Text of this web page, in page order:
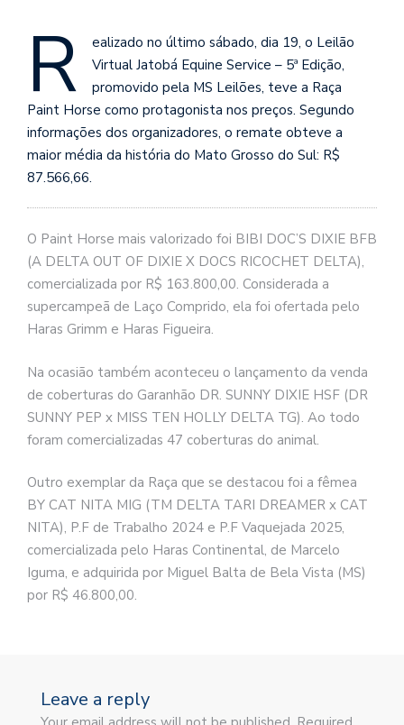
R
ealizado no último sábado, dia 19, o Leilão
Virtual Jatobá Equine Service – 5ª Edição,
promovido pela MS Leilões, teve a Raça
Paint Horse como protagonista nos preços. Segundo
informações dos organizadores, o remate obteve a
maior média da história do Mato Grosso do Sul: R$
87.566,66.
O Paint Horse mais valorizado foi BIBI DOC’S DIXIE BFB
(A DELTA OUT OF DIXIE X DOCS RICOCHET DELTA),
comercializada por R$ 163.800,00. Considerada a
supercampeã de Laço Comprido, ela foi ofertada pelo
Haras Grimm e Haras Figueira.
Na ocasião também aconteceu o lançamento da venda
de coberturas do Garanhão DR. SUNNY DIXIE HSF (DR
SUNNY PEP x MISS TEN HOLLY DELTA TG). Ao todo
foram comercializadas 47 coberturas do animal.
Outro exemplar da Raça que se destacou foi a fêmea
BY CAT NITA MIG (TM DELTA TARI DREAMER x CAT
NITA), P.F de Trabalho 2024 e P.F Vaquejada 2025,
comercializada pelo Haras Continental, de Marcelo
Iguma, e adquirida por Miguel Balta de Bela Vista (MS)
por R$ 46.800,00.
Leave a reply